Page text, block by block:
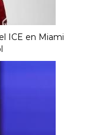
ICE en Miami